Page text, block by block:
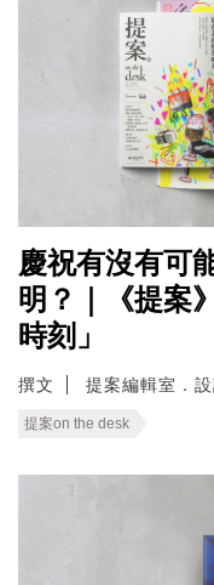
慶祝有沒有可
明？｜《提案
時刻」
撰文 提案編輯室．
提案on the desk